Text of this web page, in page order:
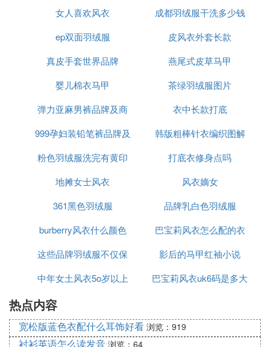
女人喜欢风衣
成都羽绒服干洗多少钱
ep双面羽绒服
皮风衣外套长款
真皮手套世界品牌
燕尾式皮草马甲
婴儿棉衣马甲
茶绿羽绒服图片
弹力亚麻男裤品牌及商
品
衣中长款打底
999孕妇装铅笔裤品牌及
商品
韩版粗棒针衣编织图解
视频
粉色羽绒服洗完有黄印
打底衣修身点吗
地摊女士风衣
风衣嫡女
361黑色羽绒服
品牌乳白色羽绒服
burberry风衣什么颜色
巴宝莉风衣怎么配的衣
服
这些品牌羽绒服不仅保
暖
影后的马甲红袖小说
中年女土风衣5o岁以上
巴宝莉风衣uk6码是多大
热点内容
宽松版蓝色衣配什么耳饰好看 浏览：919
衬衫英语怎么读发音 浏览：64